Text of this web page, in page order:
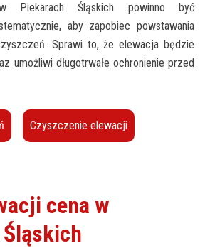
Piekarach Śląskich powinno być
aby zapobiec powstawania
Sprawi to, że elewacja będzie
umożliwi długotrwałe ochronienie przed
Czyszczenie elewacji
cena w